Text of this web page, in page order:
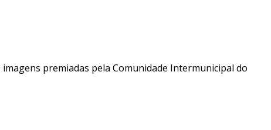
premiadas pela Comunidade Intermunicipal do